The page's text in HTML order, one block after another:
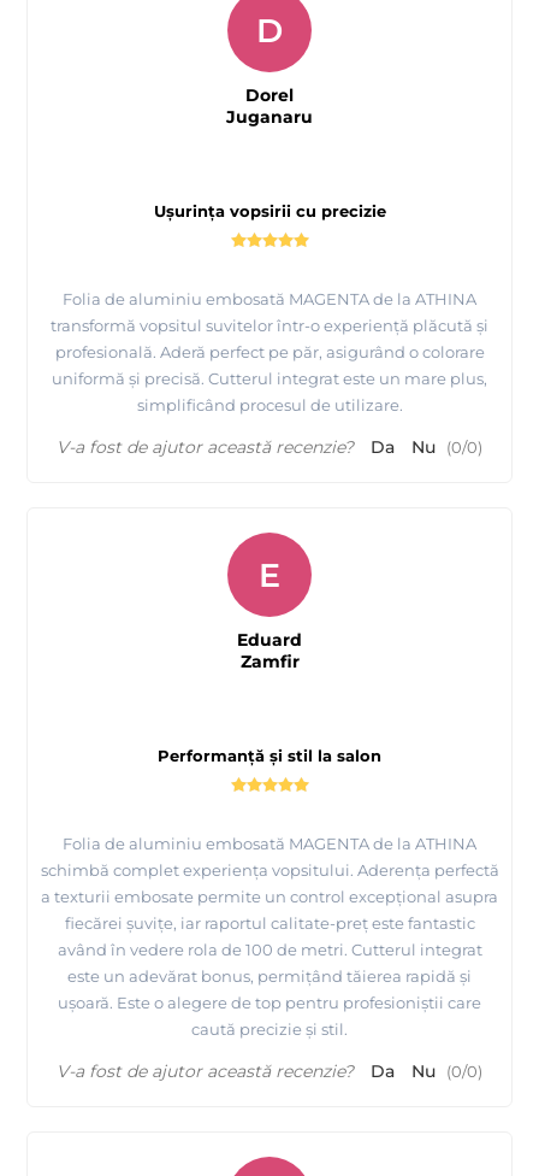
Ușurința vopsirii cu precizie
Folia de aluminiu embosată MAGENTA de la ATHINA
transformă vopsitul suvitelor într-o experiență plăcută și
profesională. Aderă perfect pe păr, asigurând o colorare
uniformă și precisă. Cutterul integrat este un mare plus,
simplificând procesul de utilizare.
D
Dorel
Juganaru
V-a fost de ajutor această recenzie? Da Nu (0/0)
Performanță și stil la salon
Folia de aluminiu embosată MAGENTA de la ATHINA
schimbă complet experiența vopsitului. Aderența perfectă
a texturii embosate permite un control excepțional asupra
fiecărei șuvițe, iar raportul calitate-preț este fantastic
având în vedere rola de 100 de metri. Cutterul integrat
este un adevărat bonus, permițând tăierea rapidă și
ușoară. Este o alegere de top pentru profesioniștii care
caută precizie și stil.
E
Eduard
Zamfir
V-a fost de ajutor această recenzie? Da Nu (0/0)